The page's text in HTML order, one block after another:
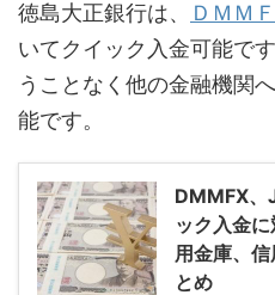
徳島大正銀行は、 ＤＭＭ
いてクイック入金可能で
うことなく他の金融機関
能です。
DMMFX、
ック入金
用金庫、
とめ